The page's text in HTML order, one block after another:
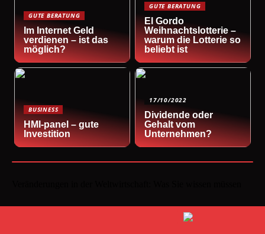
GUTE BERATUNG
Im Internet Geld
verdienen – ist das
möglich?
GUTE BERATUNG
El Gordo
Weihnachtslotterie –
warum die Lotterie so
beliebt ist
BUSINESS
HMI-panel – gute
Investition
17/10/2022
Dividende oder
Gehalt vom
Unternehmen?